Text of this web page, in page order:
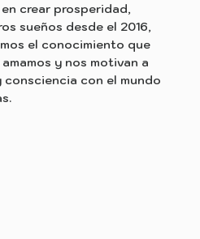
crear prosperidad,
sueños desde el 2016,
el conocimiento que
y nos motivan a
con el mundo